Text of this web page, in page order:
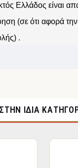
Ελλάδος είναι
(σε ότι αφορά
.
ΣΤΉΝ ΊΔΙΑ